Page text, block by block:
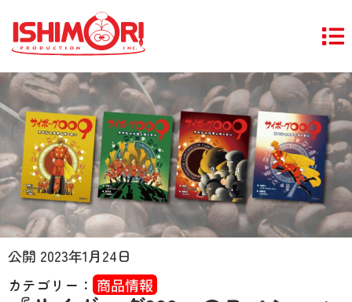
公開 2023年1月24日
カテゴリー： 商品情報